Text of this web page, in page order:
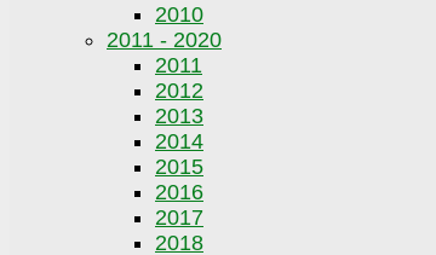
2010
2011 - 2020
2011
2012
2013
2014
2015
2016
2017
2018